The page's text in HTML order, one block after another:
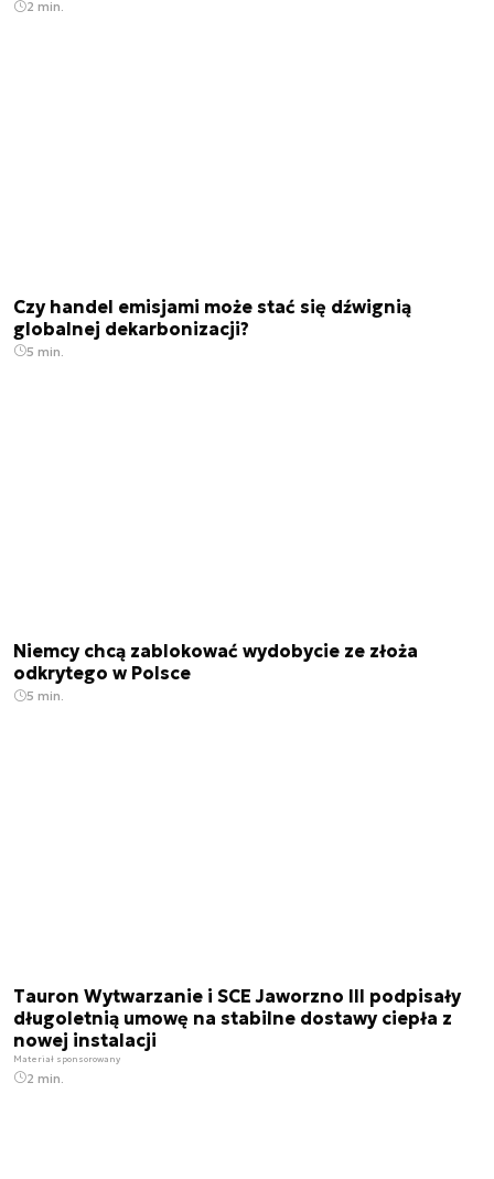
2 min.
Czy handel emisjami może stać się dźwignią
globalnej dekarbonizacji?
5 min.
Niemcy chcą zablokować wydobycie ze złoża
odkrytego w Polsce
5 min.
Tauron Wytwarzanie i SCE Jaworzno III podpisały
długoletnią umowę na stabilne dostawy ciepła z
nowej instalacji
Materiał sponsorowany
2 min.